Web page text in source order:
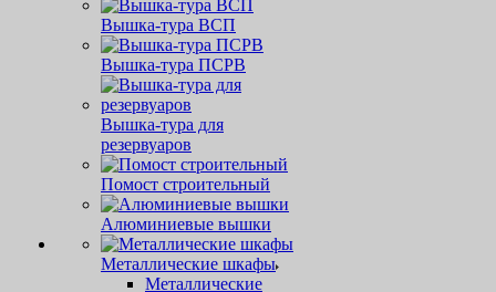
Вышка-тура ВСП
Вышка-тура ПСРВ
Вышка-тура для
резервуаров
Помост строительный
Алюминиевые вышки
Металлические шкафы
Металлические